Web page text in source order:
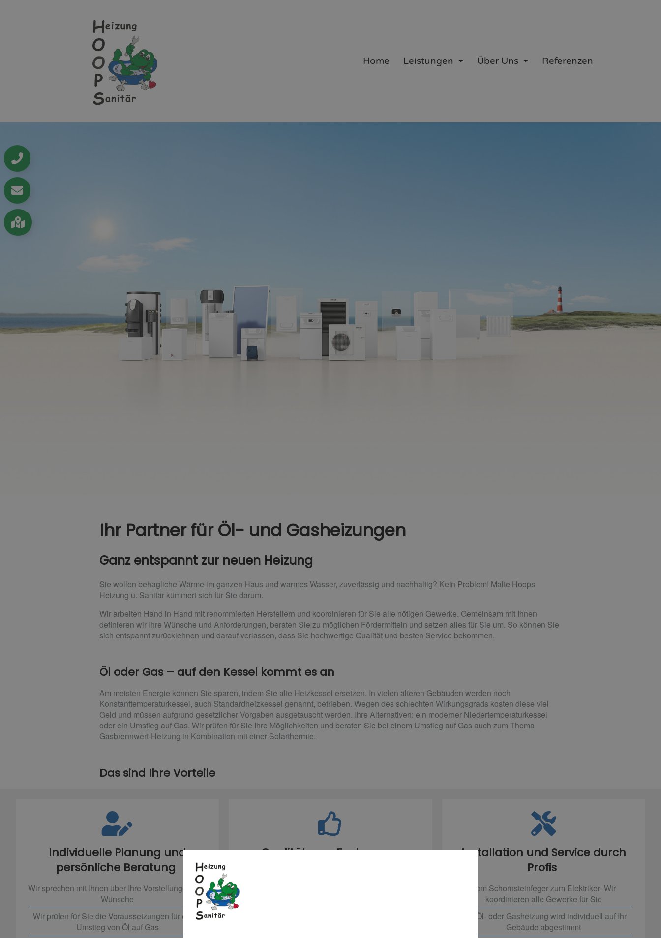
Home Leistungen Über Uns Referenzen
Ihr Partner für Öl- und Gasheizungen
Ganz entspannt zur neuen Heizung
Sie wollen behagliche Wärme im ganzen Haus und warmes Wasser, zuverlässig und nachhaltig? Kein Problem! Malte Hoops
Heizung u. Sanitär kümmert sich für Sie darum.
Wir arbeiten Hand in Hand mit renommierten Herstellern und koordinieren für Sie alle nötigen Gewerke. Gemeinsam mit Ihnen
definieren wir Ihre Wünsche und Anforderungen, beraten Sie zu möglichen Fördermitteln und setzen alles für Sie um. So können Sie
sich entspannt zurücklehnen und darauf verlassen, dass Sie hochwertige Qualität und besten Service bekommen.
Öl oder Gas – auf den Kessel kommt es an
Am meisten Energie können Sie sparen, indem Sie alte Heizkessel ersetzen. In vielen älteren Gebäuden werden noch
Konstanttemperaturkessel, auch Standardheizkessel genannt, betrieben. Wegen des schlechten Wirkungsgrads kosten diese viel
Geld und müssen aufgrund gesetzlicher Vorgaben ausgetauscht werden. Ihre Alternativen: ein moderner Niedertemperaturkessel
oder ein Umstieg auf Gas. Wir prüfen für Sie Ihre Möglichkeiten und beraten Sie bei einem Umstieg auf Gas auch zum Thema
Gasbrennwert-Heizung in Kombination mit einer Solarthermie.
Das sind Ihre Vorteile
Individuelle Planung und
persönliche Beratung
Wir sprechen mit Ihnen über Ihre Vorstellungen und
Wünsche
Wir prüfen für Sie die Voraussetzungen für einen
Umstieg von Öl auf Gas
Qualität vom Fachmann
Installation und Service durch
Profis
Vom Schornsteinfeger zum Elektriker: Wir
koordinieren alle Gewerke für Sie
Ihre Öl- oder Gasheizung wird individuell auf Ihr
Gebäude abgestimmt